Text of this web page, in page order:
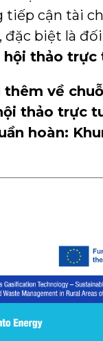
tiếp cận tài
biệt là
hội thảo trực
thêm về
thảo trực
hoàn: